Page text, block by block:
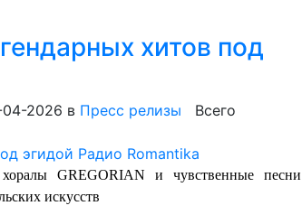
хитов под
2026 в Пресс релизы Всего
GREGORIAN и чувственные песни
искусств